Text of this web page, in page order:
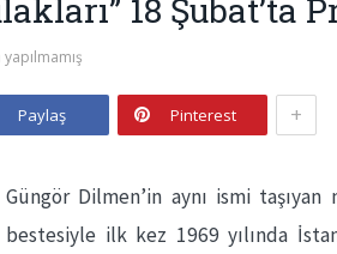
18 Şubat’ta
Paylaş Pinterest +
Güngör Dilmen’in aynı ismi
bestesiyle ilk kez 1969 yılında